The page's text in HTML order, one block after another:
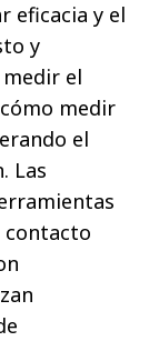
eficacia y el
y
el
medir
el
Las
contacto